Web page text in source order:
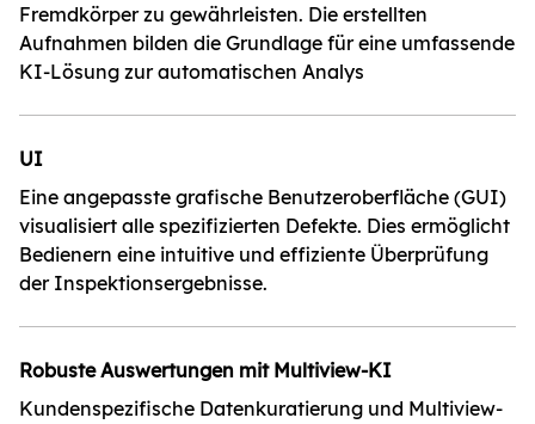
Fremdkörper zu gewährleisten. Die erstellten
Aufnahmen bilden die Grundlage für eine umfassende
KI-Lösung zur automatischen Analys
UI
Eine angepasste grafische Benutzeroberfläche (GUI)
visualisiert alle spezifizierten Defekte. Dies ermöglicht
Bedienern eine intuitive und effiziente Überprüfung
der Inspektionsergebnisse.
Robuste Auswertungen mit Multiview-KI
Kundenspezifische Datenkuratierung und Multiview-